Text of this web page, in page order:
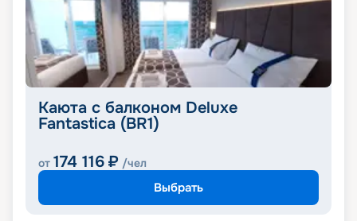
Каюта с балконом Deluxe
Fantastica (BR1)
от 174 116 ₽ /чел
Выбрать